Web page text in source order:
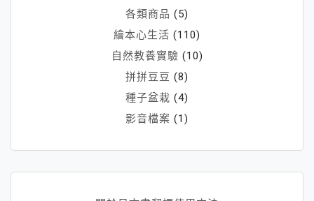
各類商品 (5)
繪本心生活 (110)
自然教養實驗 (10)
拼拼豆豆 (8)
種子盆栽 (4)
影音檔案 (1)